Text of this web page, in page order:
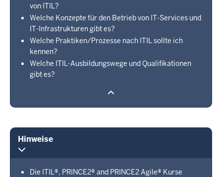
von ITIL?
Welche Konzepte für den Betrieb von IT-Services und
IT-Infrastrukturen gibt es?
Welche Praktiken/Prozesse nach ITIL sollte ich
kennen?
Welche ITIL-Ausbildungswege und Qualifikationen
gibt es?
Hinweise
Die ITIL®, PRINCE2® and PRINCE2 Agile® Kurse